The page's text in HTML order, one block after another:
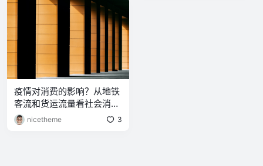
疫情对消费的影响？从地铁
客流和货运流量看社会消费
品零售nicetheme 3